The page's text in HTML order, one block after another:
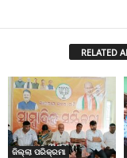
RELATED
ଜିଲ୍ଲା ପରିକ୍ରମା